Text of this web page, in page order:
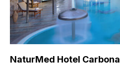
NaturMed Hotel Carbona